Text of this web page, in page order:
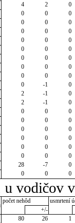
4 2
0
0 0
0
0 0
0
0 0
0
0 0
0
0 0
0
0 0
0
0 0
0
0 0
0
0 -1
0
2 -1
0
2 -1
0
0 0
0
0 0
0
0 0
0
0 0
0
0 0
0
0 0
0
28 -7
0
0 0 0
u vodičov
počet nehôd
usmrtení
+/-
80 26
1